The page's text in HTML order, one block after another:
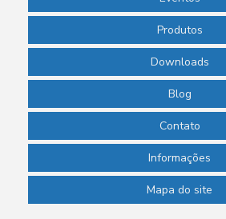
Produtos
Downloads
Blog
Contato
Informações
Mapa do site